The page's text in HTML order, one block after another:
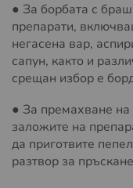
● За борбата с
препарати,
негасена вар,
сапун, както и
срещан избор е
● За премахване
заложите на
да приготвите
разтвор за